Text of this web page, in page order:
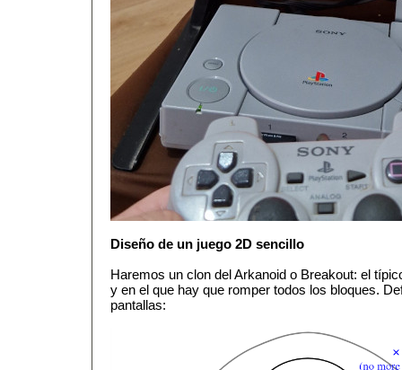
Diseño de un juego 2D sencillo
Haremos un clon del Arkanoid o Breakout: el
y en el que hay que romper todos los bloques.
pantallas: